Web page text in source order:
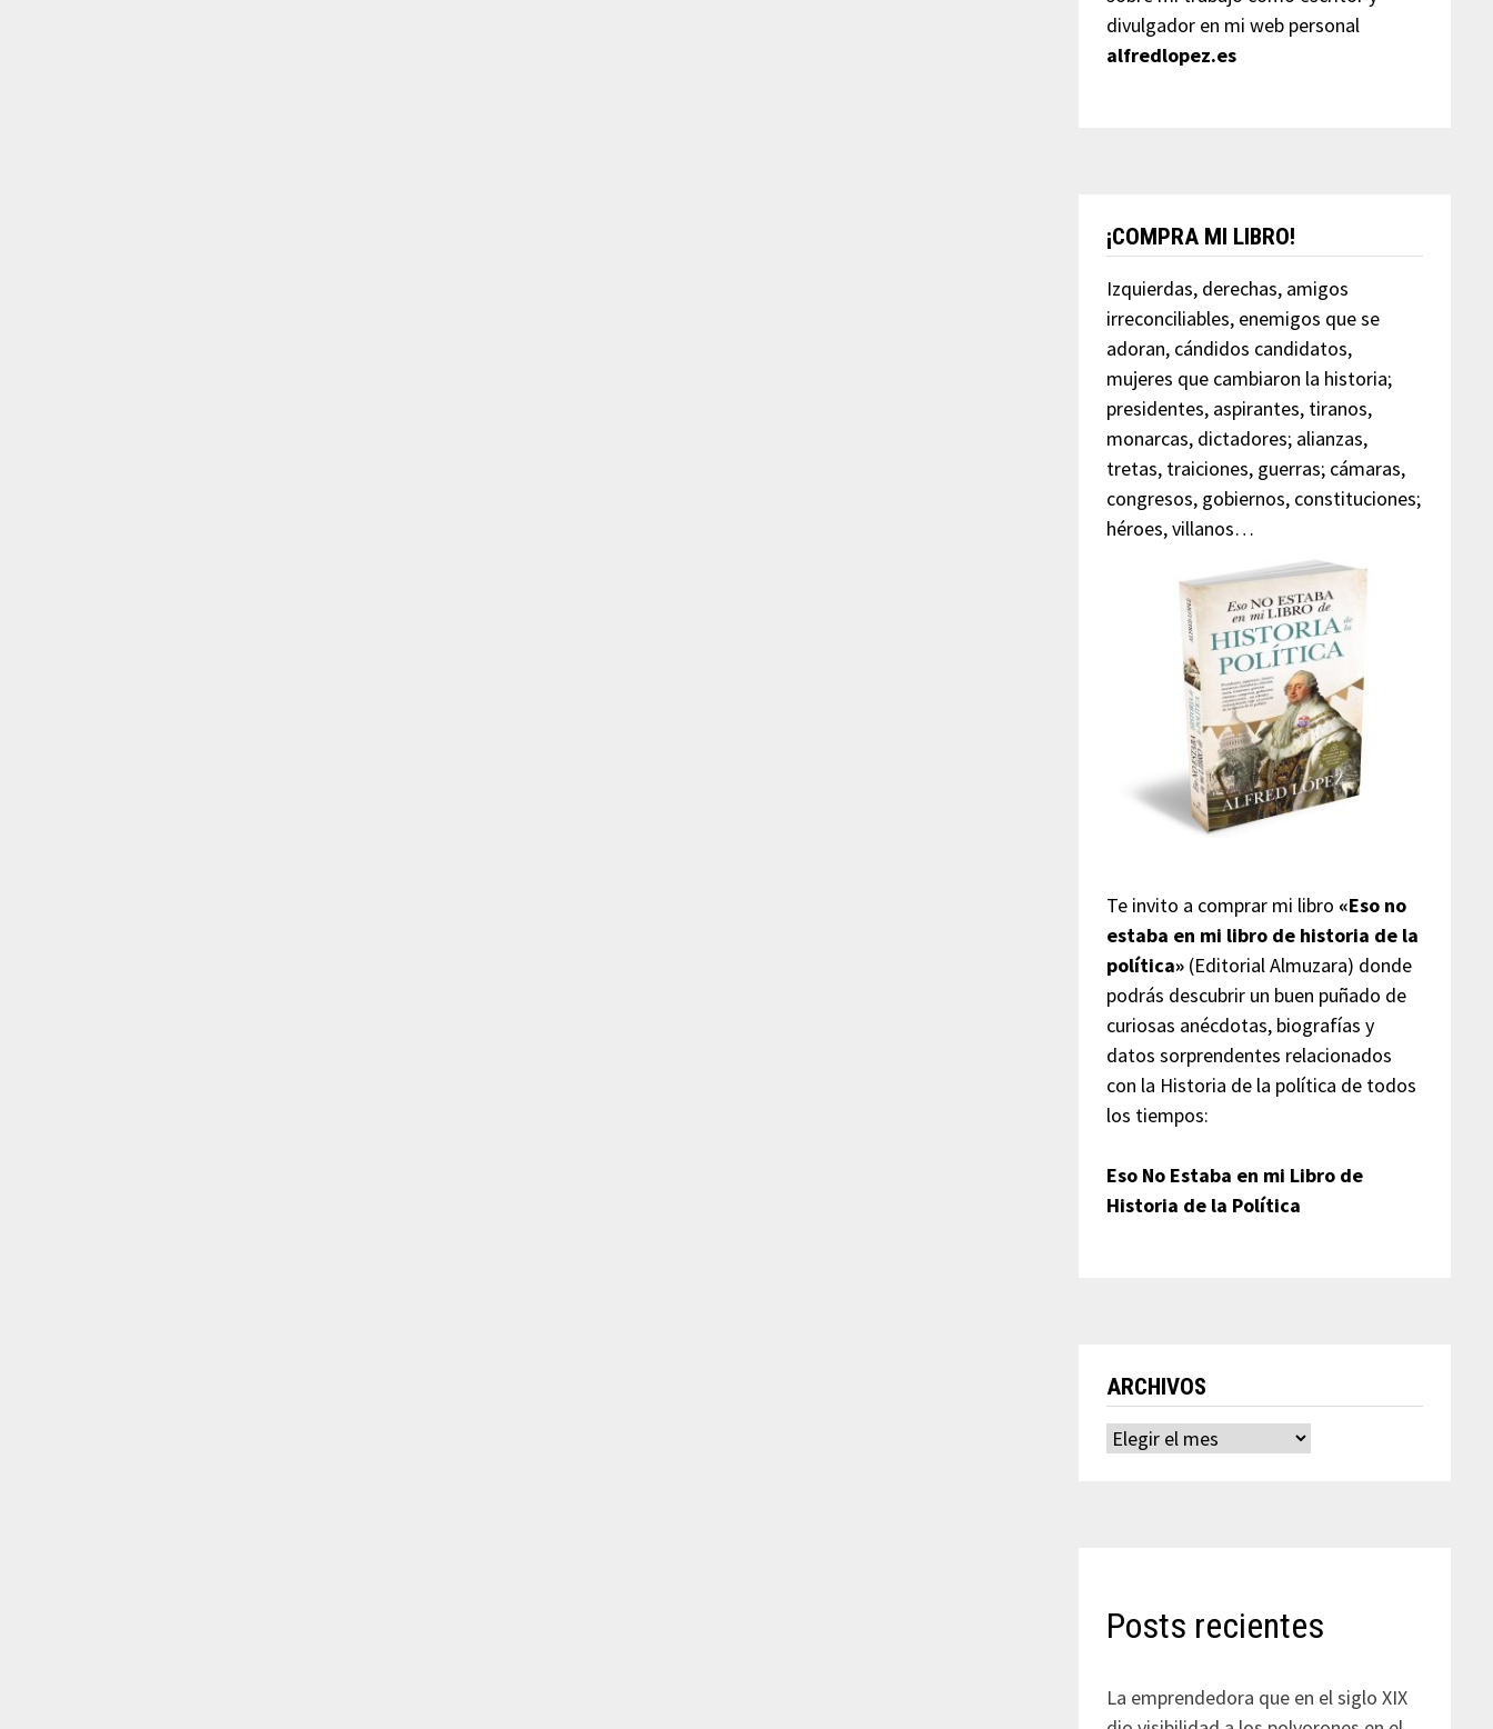
divulgador en mi web personal
alfredlopez.es
¡COMPRA MI LIBRO!
Izquierdas, derechas, amigos
irreconciliables, enemigos que se
adoran, cándidos candidatos,
mujeres que cambiaron la historia;
presidentes, aspirantes, tiranos,
monarcas, dictadores; alianzas,
tretas, traiciones, guerras; cámaras,
congresos, gobiernos, constituciones;
héroes, villanos…
Te invito a comprar mi libro «Eso no
estaba en mi libro de historia de la
política»(Editorial Almuzara) donde
podrás descubrir un buen puñado de
curiosas anécdotas, biografías y
datos sorprendentes relacionados
con la Historia de la política de todos
los tiempos:
Eso No Estaba en mi Libro de
Historia de la Política
ARCHIVOS
Archivos
Posts recientes
La emprendedora que en el siglo XIX